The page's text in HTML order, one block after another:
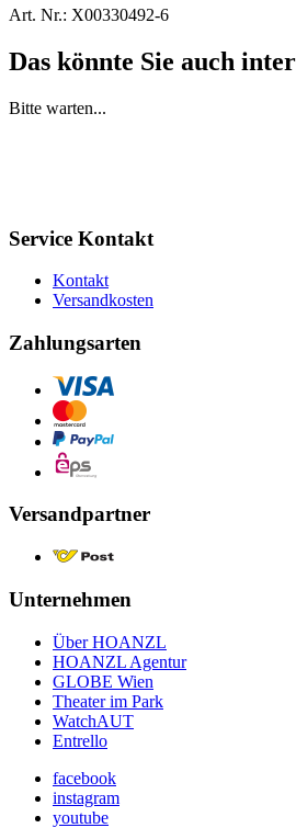
Art. Nr.: X00330492-6
Das könnte Sie auch
Bitte warten...
Service Kontakt
Kontakt
Versandkosten
Zahlungsarten
Versandpartner
Unternehmen
Über HOANZL
HOANZL Agentur
GLOBE Wien
Theater im Park
WatchAUT
Entrello
facebook
instagram
youtube